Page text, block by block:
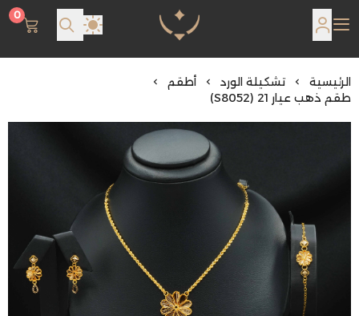
مجوهرات لمعة اللؤلؤة
0
الرئيسية تشكيلة الورد
أطقم
طقم ذهب عيار 21 (S8052)